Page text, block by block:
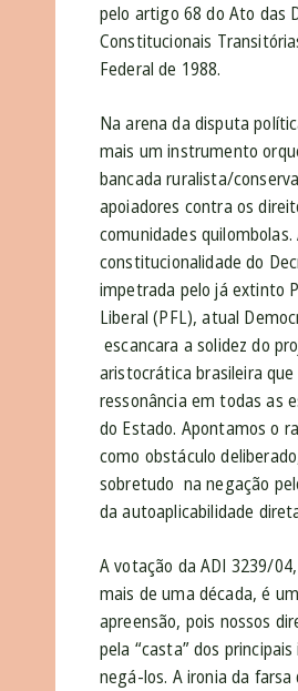
pelo artigo 68 do Ato das
Constitucionais
Federal de 1988.
Na arena da disputa
mais um instrumento
bancada ruralista/
apoiadores contra os
comunidades
constitucionalidade do
impetrada pelo já extinto
Liberal (PFL), atual
escancara a solidez do
aristocrática brasileira
ressonância em todas as
do Estado. Apontamos o
como obstáculo
sobretudo na negação
da autoaplicabilidade
A votação da ADI 3239/
mais de uma década, é
apreensão, pois nossos
pela “casta” dos
negá-los. A ironia da farsa